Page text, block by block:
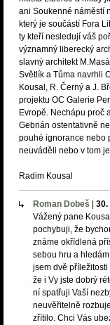
ani Soukenné náměstí
který je součástí Fora
ty kteří nesledují váš
významný liberecký
slavný architekt
Světlík a Tůma navrhli
Kousal, R. Černý a J.
projektu OC Galerie
Evropě. Nechápu proč
Gebrián ostentativně
pouhé ignorance nebo
neuváděli nebo v tom
Radim Kousal
Roman Dobeš 30.
Vážený pane
pochybuji, že
známe okřídlená
sebou hru a
jsem dvě
že i Vy jste dobrý
ní spatřuji Vaší
neuvěřitelně
zřítilo. Chci Vás